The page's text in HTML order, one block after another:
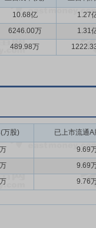
10.68亿
1.27
6246.00万
1.31
489.98万
万股) 已上市流通A
9.69
9.69
9.76